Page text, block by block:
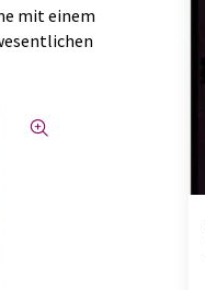
mit einem